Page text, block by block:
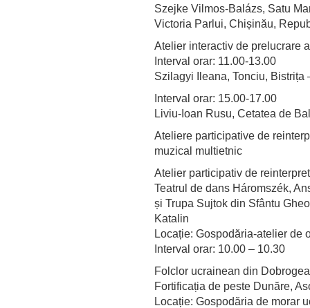
Szejke Vilmos-Balázs, Satu
Victoria Parlui, Chișinău,
Atelier interactiv de prelucrare
Interval orar: 11.00-13.00
Szilagyi Ileana, Tonciu, Bistrița
Interval orar: 15.00-17.00
Liviu-Ioan Rusu, Cetatea de
Ateliere participative de
muzical multietnic
Atelier participativ de
Teatrul de dans Háromszék,
și Trupa Sujtok din Sfântu
Katalin
Locație: Gospodăria-atelier de
Interval orar: 10.00 – 10.30
Folclor ucrainean din
Fortificația de peste Dunăre,
Locație: Gospodăria de morar